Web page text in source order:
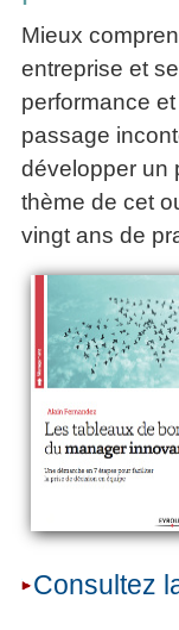
Mieux
entreprise et
performance
passage
développer un
thème de cet
vingt ans de
Consultez